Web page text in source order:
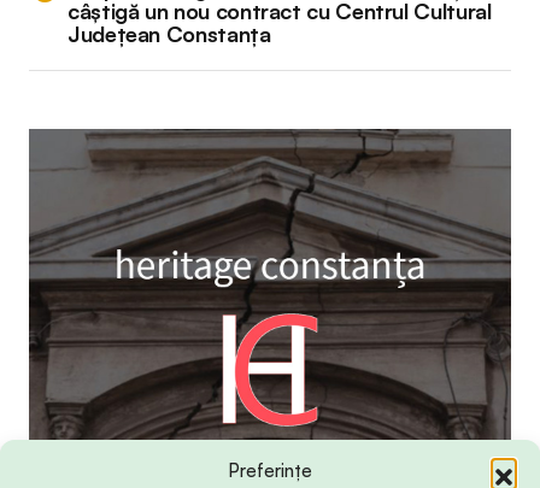
Preferințe
câștigă un nou contract cu Centrul Cultural
Județean Constanța